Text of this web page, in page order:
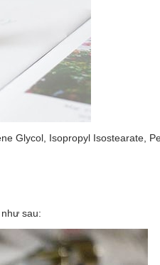
Glycol, Isopropyl Isostearate,
sau: